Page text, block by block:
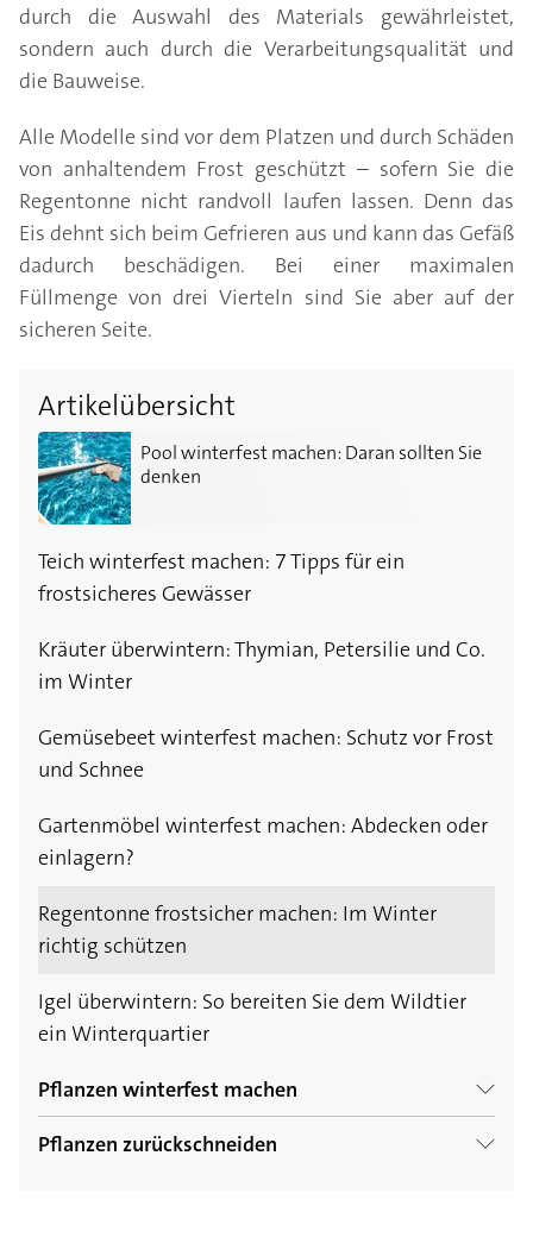
durch die Auswahl des Materials gewährleistet,
sondern auch durch die Verarbeitungsqualität und
die Bauweise.
Alle Modelle sind vor dem Platzen und durch Schäden
von anhaltendem Frost geschützt – sofern Sie die
Regentonne nicht randvoll laufen lassen. Denn das
Eis dehnt sich beim Gefrieren aus und kann das Gefäß
dadurch beschädigen. Bei einer maximalen
Füllmenge von drei Vierteln sind Sie aber auf der
sicheren Seite.
Artikelübersicht
Pool winterfest machen: Daran sollten Sie
denken
Pool winterfest machen: Daran sollten Sie denken
Teich winterfest machen: 7 Tipps für ein
frostsicheres Gewässer
Kräuter überwintern: Thymian, Petersilie und Co.
im Winter
Gemüsebeet winterfest machen: Schutz vor Frost
und Schnee
Gartenmöbel winterfest machen: Abdecken oder
einlagern?
Regentonne frostsicher machen: Im Winter
richtig schützen
Igel überwintern: So bereiten Sie dem Wildtier
ein Winterquartier
Pflanzen winterfest machen
Gemüsebeet winterfest machen: Schutz vor
Pflanzen zurückschneiden